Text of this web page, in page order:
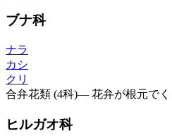
ブナ科
ナラ
カシ
クリ
合弁花類 (4科)— 花弁が根元で
ヒルガオ科